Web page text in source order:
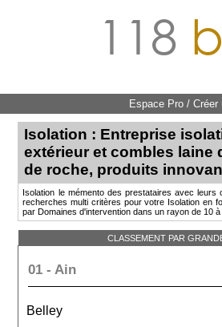
118
Espace Pro / Créer
Isolation : Entreprise
extérieur et combles laine
de roche, produits
Isolation le mémento des prestataires avec leurs
recherches multi critères pour votre Isolation en
par Domaines d'intervention dans un rayon de 10 à
CLASSEMENT PAR
01 - Ain
Belley